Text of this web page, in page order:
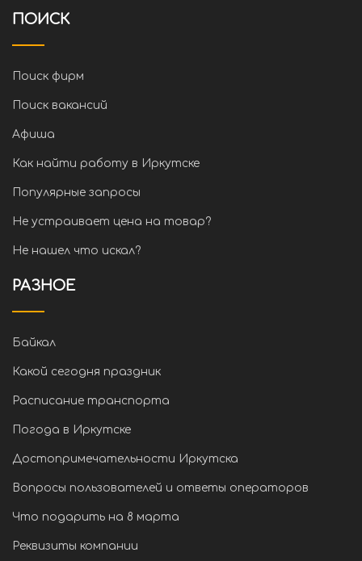
ПОИСК
Поиск фирм
Поиск вакансий
Афиша
Как найти работу в Иркутске
Популярные запросы
Не устраивает цена на товар?
Не нашел что искал?
РАЗНОЕ
Байкал
Какой сегодня праздник
Расписание транспорта
Погода в Иркутске
Достопримечательности Иркутска
Вопросы пользователей и ответы операторов
Что подарить на 8 марта
Реквизиты компании